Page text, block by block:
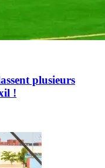
plusieurs
!